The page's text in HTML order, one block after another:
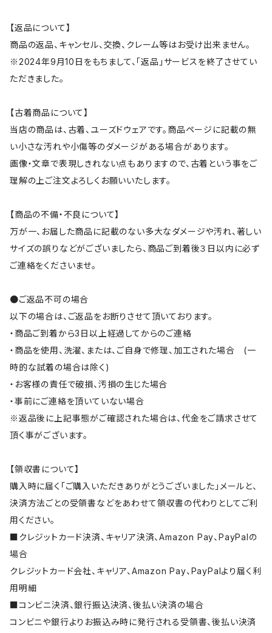
【返品について】
商品の返品、キャンセル、交換、クレーム等はお受け出来ません。
※2024年9月10日をもちまして、「返品」サービスを終了させてい
ただきました。
【古着商品について】
当店の商品は、古着、ユーズドウェアです。商品ページに記載の無
い小さな汚れや小傷等のダメージがある場合があります。
画像・文章で表現しきれない点もありますので、古着という事をご
理解の上ご注文よろしくお願いいたします。
【商品の不備・不良について】
万が一、お届した商品に記載のない多大なダメージや汚れ、著しい
サイズの誤りなどがございましたら、商品ご到着後３日以内に必ず
ご連絡をくださいませ。
●ご返品不可の場合
以下の場合は、ご返品をお断りさせて頂いております。
・商品ご到着から3日以上経過してからのご連絡
・商品を使用、洗濯、または、ご自身で修理、加工された場合 (一
時的な試着の場合は除く)
・お客様の責任で破損、汚損の生じた場合
・事前にご連絡を頂いていない場合
※返品後に上記事態がご確認された場合は、代金をご請求させて
頂く事がございます。
【領収書について】
購入時に届く「ご購入いただきありがとうございました」メールと、
決済方法ごとの受領書などをあわせて領収書の代わりとしてご利
用ください。
■クレジットカード決済、キャリア決済、Amazon Pay、PayPalの
場合
クレジットカード会社、キャリア、Amazon Pay、PayPalより届く利
用明細
■コンビニ決済、銀行振込決済、後払い決済の場合
コンビニや銀行よりお振込み時に発行される受領書、後払い決済